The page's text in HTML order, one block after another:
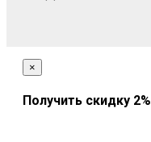
×
Получить скидку 2%